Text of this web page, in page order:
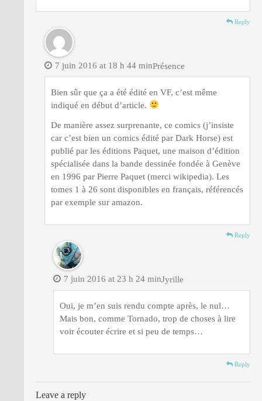
Reply
Présence
7 juin 2016 at 18 h 44 min
Bien sûr que ça a été édité en VF, c’est même
indiqué en début d’article.
De manière assez surprenante, ce comics (j’insiste
car c’est bien un comics édité par Dark Horse) est
publié par les éditions Paquet, une maison d’édition
spécialisée dans la bande dessinée fondée à Genève
en 1996 par Pierre Paquet (merci wikipedia). Les
tomes 1 à 26 sont disponibles en français, référencés
par exemple sur amazon.
Reply
Jyrille
7 juin 2016 at 23 h 24 min
Oui, je m’en suis rendu compte après, le nul…
Mais bon, comme Tornado, trop de choses à lire
voir écouter écrire et si peu de temps…
Reply
Leave a reply